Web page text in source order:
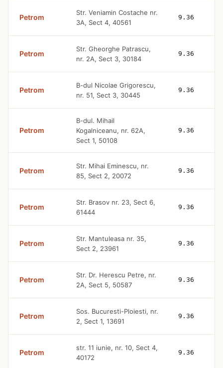
Petrom
Str. Veniamin Costache nr.
3A, Sect 4, 40561
9.36
Petrom
Str. Gheorghe Patrascu,
nr. 2A, Sect 3, 30184
9.36
Petrom
B-dul Nicolae Grigorescu,
nr. 51, Sect 3, 30445
9.36
Petrom
B-dul. Mihail
Kogalniceanu, nr. 62A,
Sect 1, 50108
9.36
Petrom
Str. Mihai Eminescu, nr.
85, Sect 2, 20072
9.36
Petrom
Str. Brasov nr. 23, Sect 6,
61444
9.36
Petrom
Str. Mantuleasa nr. 35,
Sect 2, 23961
9.36
Petrom
Str. Dr. Herescu Petre, nr.
2A, Sect 5, 50587
9.36
Petrom
Sos. Bucuresti-Ploiesti, nr.
2, Sect 1, 13691
9.36
Petrom
str. 11 iunie, nr. 10, Sect 4,
40172
9.36